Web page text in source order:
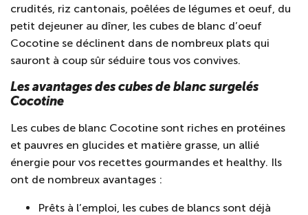
crudités, riz cantonais, poêlées de légumes et oeuf, du
petit dejeuner au dîner, les cubes de blanc d’oeuf
Cocotine se déclinent dans de nombreux plats qui
sauront à coup sûr séduire tous vos convives.
Les avantages des cubes de blanc surgelés
Cocotine
Les cubes de blanc Cocotine sont riches en protéines
et pauvres en glucides et matière grasse, un allié
énergie pour vos recettes gourmandes et healthy. Ils
ont de nombreux avantages :
Prêts à l’emploi, les cubes de blancs sont déjà